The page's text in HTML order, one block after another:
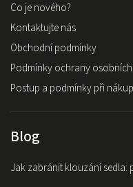
Co je nového?
Kontaktujte nás
Obchodní podmínky
Podmínky ochrany
Postup a podmínky při
Blog
Jak zabránit klouzání